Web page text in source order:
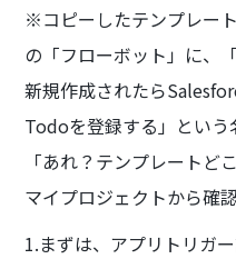
※コピーしたテンプレー
の「フローボット」に、
新規作成されたら
Todoを登録する」という
「あれ？テンプレートど
マイプロジェクトから確
1.まずは、アプリトリガー